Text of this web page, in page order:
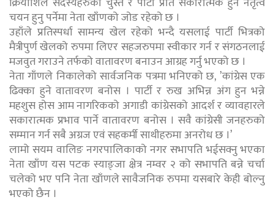
चयन हुनु पर्नेमा नेता खाँणको जोड रहेको छ ।
उहाँले प्रतिस्पर्धा सामन्य खेल रहेको भन्दै यसलाई पार्टी भित्रको
मैत्रीपुर्ण खेलको रुपमा लिएर सहजरुपमा स्वीकार गर्न र संगठनलाई
मजवुत गराउने तर्फको वातावरण बनाउन आग्रह गर्नु भएको छ ।
नेता गाँणले निकालेको सार्वजनिक पत्रमा भनिएको छ, ’कांग्रेस एक
ढिक्का हुने वातावरण बनोस । पार्टी र रुख अभिन्न अंग हुन भन्ने
महशुस होस आम नागरिकको अगाडी कांग्रेसको आदर्श र व्यावहारले
सकारात्मक प्रभाव पार्ने वातावरण बनोस । सवै कांग्रेसी जनहरुको
सम्मान गर्न सबै अग्रज एवं सहकर्मी साथीहरुमा अनरोध छ ।’
लामो सयम वालिङ नगरपालिकाको नगर सभापति भईसक्नु भएका
नेता खाँण यस पटक स्याङ्जा क्षेत्र नम्वर २ को सभापति बन्ने चर्चा
चलेको भए पनि नेता खाँणले सावैजनिक रुपमा यसबारे केही बोल्नु
भएको छैन ।